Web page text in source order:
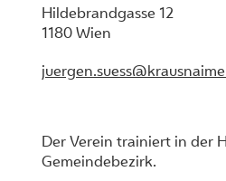
Hildebrandgasse 12
1180 Wien
Der Verein trainiert in der
Gemeindebezirk.